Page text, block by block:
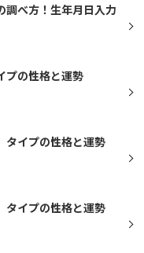
調べ方！生年月日入力
プの性格と運勢
タイプの性格と運勢
タイプの性格と運勢